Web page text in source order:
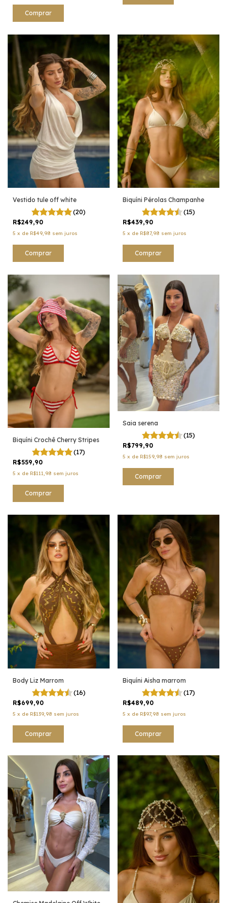
Comprar
Vestido tule off white
(20)
R$249,90
5 x de R$49,98 sem juros
Comprar
Biquíni Pérolas Champanhe
(15)
R$439,90
5 x de R$87,98 sem juros
Comprar
Biquíni Crochê Cherry Stripes
(17)
R$559,90
5 x de R$111,98 sem juros
Comprar
Saia serena
(15)
R$799,90
5 x de R$159,98 sem juros
Comprar
Body Liz Marrom
(16)
R$699,90
5 x de R$139,98 sem juros
Comprar
Biquíni Aisha marrom
(17)
R$489,90
5 x de R$97,98 sem juros
Comprar